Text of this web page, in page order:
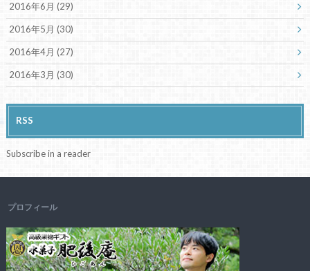
2016年6月 (29)
2016年5月 (30)
2016年4月 (27)
2016年3月 (30)
RSS
Subscribe in a reader
プロフィール